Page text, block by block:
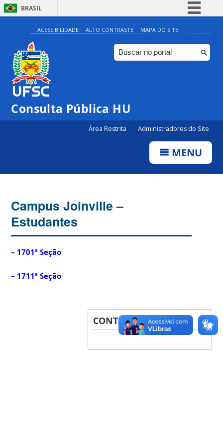
BRASIL
Simplifique!
Comunica BR
Participe
ACESSIBILIDADE ALTO CONTRASTE MAPA DO SITE
Consulta Pública HU
Área Restrita Administradores do Site
MENU
Campus Joinville –
Estudantes
– 1701ª Seção
– 1711ª Seção
CONTATOS